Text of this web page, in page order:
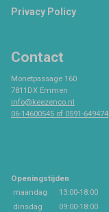
Privacy Policy
Contact
Monetpassage 160
7811DX Emmen
info@keezenco.nl
06-14600545 of 0591-649474
Openingstijden
maandag
13:00-18:00
dinsdag
09:00-18:00